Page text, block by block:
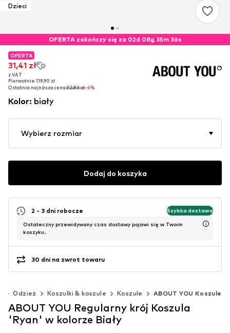
Dzieci
OFERTA zakończy się za 02d 08g 35m 36s
OFERTA
31,41 zł
z VAT
Pierwotnie: 119,90 zł
Ostatnia najniższa cena:32,83 zł-4%
OFERTA
31,41 zł
z VAT
Pierwotnie: 119,90 zł
Ostatnia najniższa cena:32,83 zł-4%
Kolor: biały
Wybierz rozmiar
Dodaj do koszyka
2 - 3 dni robocze Szybka dostawa
Ostateczny przewidywany czas dostawy pojawi się w Twoim
koszyku.
30 dni na zwrot towaru
Odzież Koszulki & koszule Koszule ABOUT YOU Koszule
ABOUT YOU Regularny krój Koszula
'Ryan' w kolorze Biały